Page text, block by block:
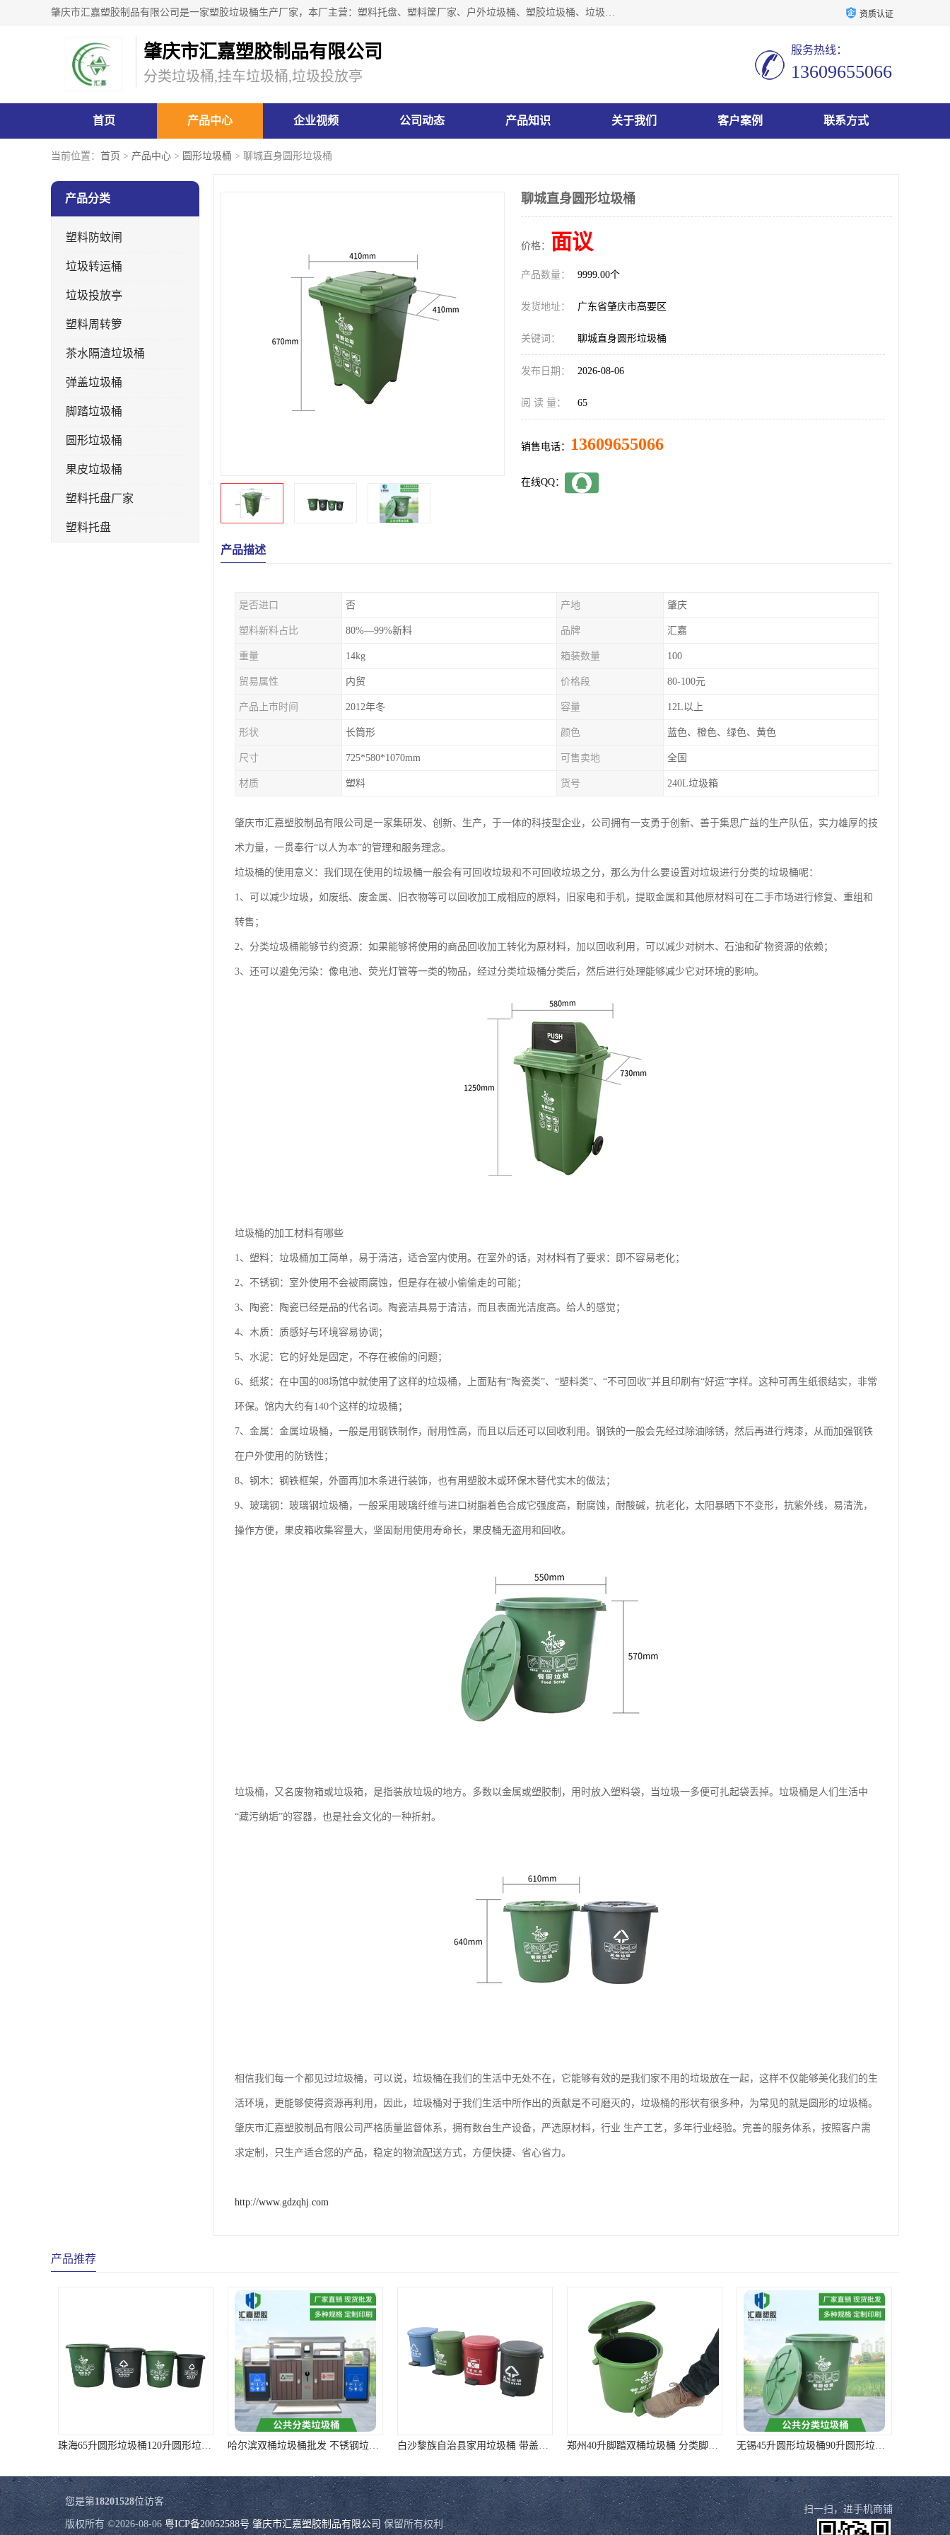
肇庆市汇嘉塑胶制品有限公司是一家塑胶垃圾桶生产厂家，本厂主营：塑料托盘、塑料筐厂家、户外垃圾桶、塑胶垃圾桶、垃圾桶等产品，深受广大客户的欢迎。公司拥有一支勇于、善于集思广益的生产队伍，实力雄厚的技术力量，一贯奉行“以人为本”的管理和服务理念。 资质认证
肇庆市汇嘉塑胶制品有限公司
分类垃圾桶,挂车垃圾桶,垃圾投放亭
服务热线：
13609655066
首页 产品中心 企业视频 公司动态 产品知识 关于我们 客户案例 联系方式
当前位置： 首页 > 产品中心 > 圆形垃圾桶 > 聊城直身圆形垃圾桶
产品分类
塑料防蚊闸
垃圾转运桶
垃圾投放亭
塑料周转箩
茶水隔渣垃圾桶
弹盖垃圾桶
脚踏垃圾桶
圆形垃圾桶
果皮垃圾桶
塑料托盘厂家
塑料托盘
聊城直身圆形垃圾桶
价格： 面议
产品数量： 9999.00个
发货地址： 广东省肇庆市高要区
关键词： 聊城直身圆形垃圾桶
发布日期： 2026-08-06
阅 读 量： 65
销售电话： 13609655066
在线QQ：
产品描述
是否进口 否 产地 肇庆
塑料新料占比 80%—99%新料 品牌 汇嘉
重量 14kg 箱装数量 100
贸易属性 内贸 价格段 80-100元
产品上市时间 2012年冬 容量 12L以上
形状 长筒形 颜色 蓝色、橙色、绿色、黄色
尺寸 725*580*1070mm 可售卖地 全国
材质 塑料 货号 240L垃圾箱
肇庆市汇嘉塑胶制品有限公司是一家集研发、创新、生产，于一体的科技型企业，公司拥有一支勇于创新、善于集思广益的生产队伍，实力雄厚的技
术力量，一贯奉行“以人为本”的管理和服务理念。
垃圾桶的使用意义：我们现在使用的垃圾桶一般会有可回收垃圾和不可回收垃圾之分，那么为什么要设置对垃圾进行分类的垃圾桶呢：
1、可以减少垃圾，如废纸、废金属、旧衣物等可以回收加工成相应的原料，旧家电和手机，提取金属和其他原材料可在二手市场进行修复、重组和
转售；
2、分类垃圾桶能够节约资源：如果能够将使用的商品回收加工转化为原材料，加以回收利用，可以减少对树木、石油和矿物资源的依赖；
3、还可以避免污染：像电池、荧光灯管等一类的物品，经过分类垃圾桶分类后，然后进行处理能够减少它对环境的影响。
垃圾桶的加工材料有哪些
1、塑料：垃圾桶加工简单，易于清洁，适合室内使用。在室外的话，对材料有了要求：即不容易老化；
2、不锈钢：室外使用不会被雨腐蚀，但是存在被小偷偷走的可能；
3、陶瓷：陶瓷已经是品的代名词。陶瓷洁具易于清洁，而且表面光洁度高。给人的感觉；
4、木质：质感好与环境容易协调；
5、水泥：它的好处是固定，不存在被偷的问题；
6、纸浆：在中国的08场馆中就使用了这样的垃圾桶，上面贴有“陶瓷类”、“塑料类”、“不可回收”并且印刷有“好运”字样。这种可再生纸很结实，非常
环保。馆内大约有140个这样的垃圾桶；
7、金属：金属垃圾桶，一般是用钢铁制作，耐用性高，而且以后还可以回收利用。钢铁的一般会先经过除油除锈，然后再进行烤漆，从而加强钢铁
在户外使用的防锈性；
8、钢木：钢铁框架，外面再加木条进行装饰，也有用塑胶木或环保木替代实木的做法；
9、玻璃钢：玻璃钢垃圾桶，一般采用玻璃纤维与进口树脂着色合成它强度高，耐腐蚀，耐酸碱，抗老化，太阳暴晒下不变形，抗紫外线，易清洗，
操作方便，果皮箱收集容量大，坚固耐用使用寿命长，果皮桶无盗用和回收。
垃圾桶，又名废物箱或垃圾箱，是指装放垃圾的地方。多数以金属或塑胶制，用时放入塑料袋，当垃圾一多便可扎起袋丢掉。垃圾桶是人们生活中
“藏污纳垢”的容器，也是社会文化的一种折射。
相信我们每一个都见过垃圾桶，可以说，垃圾桶在我们的生活中无处不在，它能够有效的是我们家不用的垃圾放在一起，这样不仅能够美化我们的生
活环境，更能够使得资源再利用，因此，垃圾桶对于我们生活中所作出的贡献是不可磨灭的，垃圾桶的形状有很多种，为常见的就是圆形的垃圾桶。
肇庆市汇嘉塑胶制品有限公司严格质量监督体系，拥有数台生产设备，严选原材料，行业 生产工艺，多年行业经验。完善的服务体系，按照客户需
求定制，只生产适合您的产品，稳定的物流配送方式，方便快捷、省心省力。
http://www.gdzqhj.com
产品推荐
珠海65升圆形垃圾桶120升圆形垃圾桶 样式全质量好价格低 哈尔滨双桶垃圾桶批发 不锈钢垃圾分类箱 选 白沙黎族自治县家用垃圾桶 带盖脚踏垃圾桶 ①样式全②质量好③价格低 郑州40升脚踏双桶垃圾桶 分类脚踏垃圾桶 厂家直销 质量靠谱 无锡45升圆形垃圾桶90升圆形垃圾桶 样式全质量好价格低
您是第18201528位访客
版权所有 ©2026-08-06粤ICP备20052588号 肇庆市汇嘉塑胶制品有限公司 保留所有权利.
扫一扫，进手机商铺